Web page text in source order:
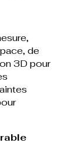
de
3D pour